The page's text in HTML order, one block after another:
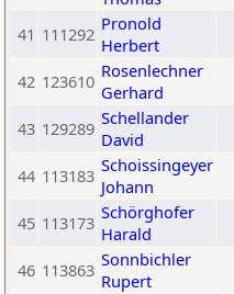
41 111292 Pronold
Herbert
42 123610 Rosenlechner
Gerhard
43 129289 Schellander
David
44 113183 Schoissingeyer
Johann
45 113173 Schörghofer
Harald
46 113863 Sonnbichler
Rupert